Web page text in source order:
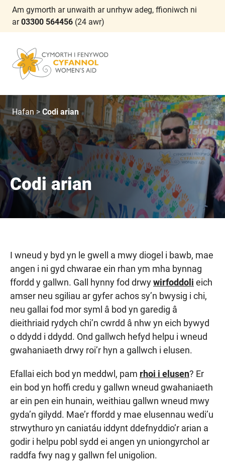
Am gymorth ar unwaith ar unrhyw adeg, ffioniwch ni
ar03300 564456 (24 awr)
Hafan>Codi arian
Codi arian
I wneud y byd yn le gwell a mwy diogel i bawb, mae
angen i ni gyd chwarae ein rhan ym mha bynnag
ffordd y gallwn. Gall hynny fod drwywirfoddoli eich
amser neu sgiliau ar gyfer achos sy’n bwysig i chi,
neu gallai fod mor syml â bod yn garedig â
dieithriaid rydych chi’n cwrdd â nhw yn eich bywyd
o ddydd i ddydd. Ond gallwch hefyd helpu i wneud
gwahaniaeth drwy roi’r hyn a gallwch i elusen.
Efallai eich bod yn meddwl, pam rhoi i elusen? Er
ein bod yn hoffi credu y gallwn wneud gwahaniaeth
ar ein pen ein hunain, weithiau gallwn wneud mwy
gyda’n gilydd. Mae’r ffordd y mae elusennau wedi’u
strwythuro yn caniatáu iddynt ddefnyddio’r arian a
godir i helpu pobl sydd ei angen yn uniongyrchol ar
raddfa fwy nag y gallwn fel unigolion.